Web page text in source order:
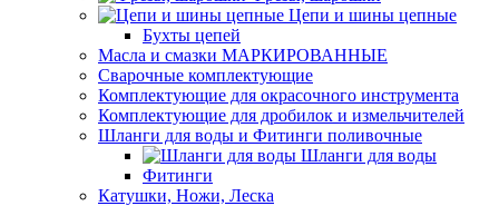
Цепи и шины цепные
Бухты цепей
Масла и смазки МАРКИРОВАННЫЕ
Сварочные комплектующие
Комплектующие для окрасочного инструмента
Комплектующие для дробилок и измельчителей
Шланги для воды и Фитинги поливочные
Шланги для воды
Фитинги
Катушки, Ножи, Леска